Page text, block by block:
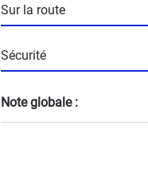
Sur la route
Sécurité
Note globale :